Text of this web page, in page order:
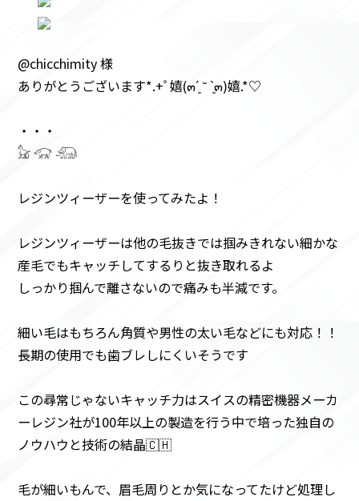
@chicchimity 様
ありがとうございます*.+ﾟ嬉(๓´͈ ˘ `͈๓)嬉.*♡
・・・
𓃠 𓃟 𓃰
レジンツィーザーを使ってみたよ！
レジンツィーザーは他の毛抜きでは掴みきれない細かな
産毛でもキャッチしてするりと抜き取れるよ️
しっかり掴んで離さないので痛みも半減です。
細い毛はもちろん角質や男性の太い毛などにも対応！！
長期の使用でも歯ブレしにくいそうです️
この尋常じゃないキャッチ力はスイスの精密機器メーカ
ーレジン社が100年以上の製造を行う中で培った独自の
ノウハウと技術の結晶🇨🇭
毛が細いもんで、眉毛周りとか気になってたけど処理し